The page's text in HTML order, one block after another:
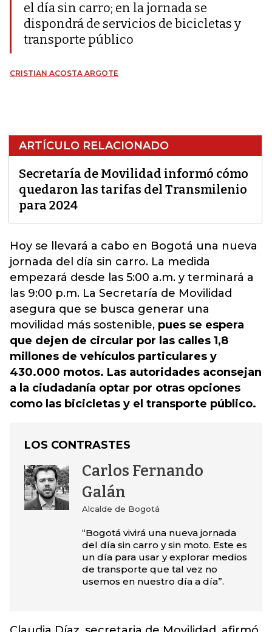
el día sin carro; en la jornada se
dispondrá de servicios de bicicletas y
transporte público
CRISTIAN ACOSTA ARGOTE
ARTÍCULO RELACIONADO
Secretaría de Movilidad informó cómo
quedaron las tarifas del Transmilenio
para 2024
Hoy se llevará a cabo en Bogotá una nueva
jornada del día sin carro. La medida
empezará desde las 5:00 a.m. y terminará a
las 9:00 p.m. La Secretaría de Movilidad
asegura que se busca generar una
movilidad más sostenible, pues se espera
que dejen de circular por las calles 1,8
millones de vehículos particulares y
430.000 motos. Las autoridades aconsejan
a la ciudadanía optar por otras opciones
como las bicicletas y el transporte público.
LOS CONTRASTES
Carlos Fernando
Galán
Alcalde de Bogotá
“Bogotá vivirá una nueva jornada
del día sin carro y sin moto. Este es
un día para usar y explorar medios
de transporte que tal vez no
usemos en nuestro día a día”.